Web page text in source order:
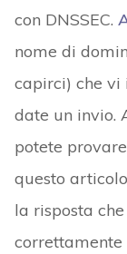
con DNSSEC.
nome di
capirci) che vi
date un invio.
potete
questo
la risposta
correttamente